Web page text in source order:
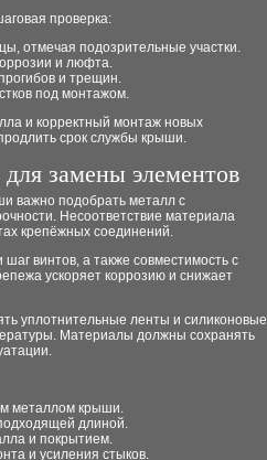
проверка:
отмечая подозрительные участки.
и люфта.
и трещин.
под монтажом.
и корректный монтаж новых
срок службы крыши.
замены элементов
важно подобрать металл с
Несоответствие материала
крепёжных соединений.
винтов, а также совместимость с
ускоряет коррозию и снижает
уплотнительные ленты и силиконовые
Материалы должны сохранять
металлом крыши.
длиной.
и покрытием.
и усиления стыков.